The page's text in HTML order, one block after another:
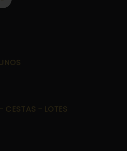
CESTAS - LOTES